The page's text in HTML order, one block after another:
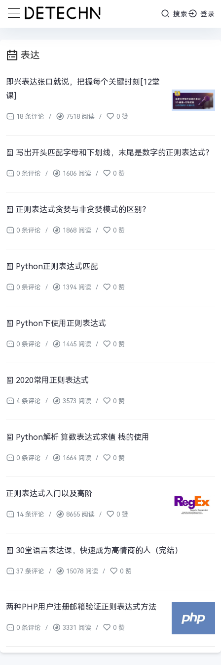
搜索 登录
表达
即兴表达张口就说，把握每个关键时刻[12堂
课]
18 条评论 / 7518 阅读 / 0 赞
写出开头匹配字母和下划线，末尾是数字的正则表达式？
0 条评论 / 1606 阅读 / 0 赞
正则表达式贪婪与非贪婪模式的区别？
0 条评论 / 1868 阅读 / 0 赞
Python正则表达式匹配
0 条评论 / 1394 阅读 / 0 赞
Python下使用正则表达式
0 条评论 / 1445 阅读 / 0 赞
2020常用正则表达式
4 条评论 / 3573 阅读 / 0 赞
Python解析 算数表达式求值 栈的使用
0 条评论 / 1664 阅读 / 0 赞
正则表达式入门以及高阶
14 条评论 / 8655 阅读 / 0 赞
30堂语言表达课，快速成为高情商的人（完结）
37 条评论 / 15078 阅读 / 0 赞
两种PHP用户注册邮箱验证正则表达式方法
0 条评论 / 3331 阅读 / 0 赞